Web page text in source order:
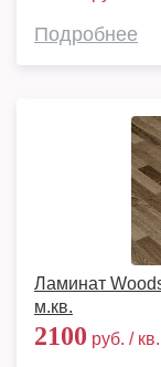
Подробнее
Ламинат
м.кв.
2100 руб. /